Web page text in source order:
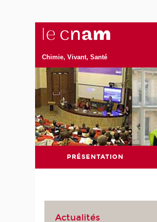
Chimie, Vivant, Santé
PRÉSENTATION
Actualités